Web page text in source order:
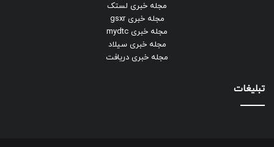
مجله خبری لستک
مجله خبری gsxr
مجله خبری mydtc
مجله خبری سیلاد
مجله خبری دریافت
تبلیغات